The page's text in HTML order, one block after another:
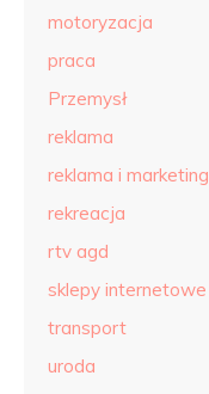
motoryzacja
praca
Przemysł
reklama
reklama i marketing
rekreacja
rtv agd
sklepy internetowe
transport
uroda